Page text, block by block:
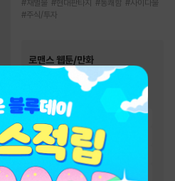
#재벌물 #현대판타지 #통쾌함 #사이다물
#주식/투자
로맨스 웹툰/만화
인기 키워드
#첫사랑
#
재회물
#서양풍 #능글남
#동거 # 오피스물
# 짝사랑 #직진녀 # 힐링물